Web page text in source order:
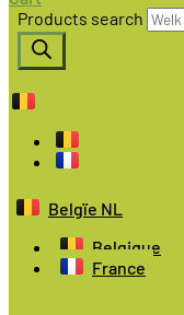
Products search
Belgïe NL
Belgique
France